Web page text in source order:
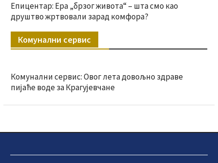
Епицентар: Ера „брзог живота“ – шта смо као
друштво жртвовали зарад комфора?
Комунални сервис
Комунални сервис: Овог лета довољно здраве
пијаће воде за Крагујевчане